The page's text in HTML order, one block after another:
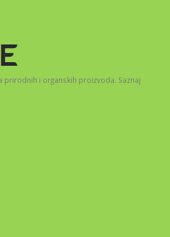
prirodnih i organskih proizvoda. Saznaj